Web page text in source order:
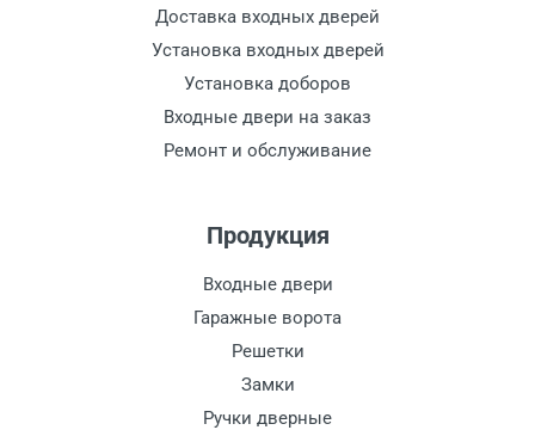
Доставка входных дверей
Установка входных дверей
Установка доборов
Входные двери на заказ
Ремонт и обслуживание
Продукция
Входные двери
Гаражные ворота
Решетки
Замки
Ручки дверные